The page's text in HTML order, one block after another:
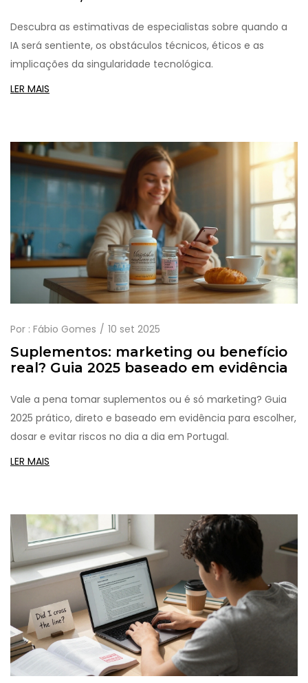
Descubra as estimativas de especialistas sobre quando a
IA será sentiente, os obstáculos técnicos, éticos e as
implicações da singularidade tecnológica.
LER MAIS
Por : Fábio Gomes 10 set 2025
Suplementos: marketing ou benefício
real? Guia 2025 baseado em evidência
Vale a pena tomar suplementos ou é só marketing? Guia
2025 prático, direto e baseado em evidência para escolher,
dosar e evitar riscos no dia a dia em Portugal.
LER MAIS